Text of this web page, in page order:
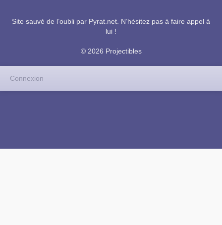
Site sauvé de l’oubli par Pyrat.net . N’hésitez pas à faire appel à
lui !
© 2026 Projectibles
Connexion